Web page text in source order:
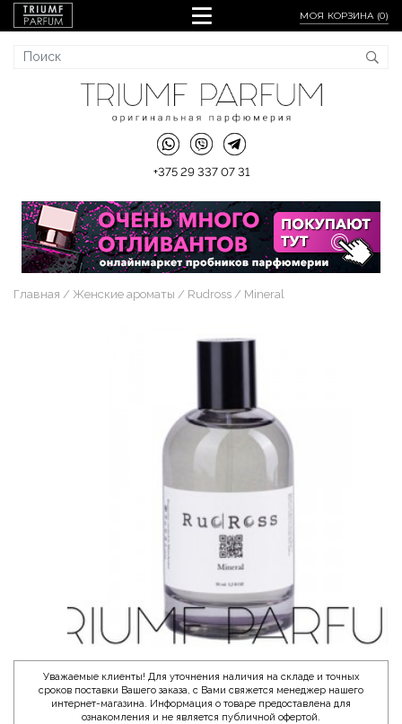
МОЯ КОРЗИНА (0)
+375 29 337 07 31
Главная Женские ароматы Rudross Mineral
Уважаемые клиенты! Для уточнения наличия на складе и точных
сроков поставки Вашего заказа, с Вами свяжется менеджер нашего
интернет-магазина. Информация о товаре предоставлена для
ознакомления и не является публичной офертой.